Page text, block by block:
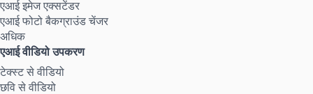
एआई इमेज एक्सटेंडर
एआई फोटो बैकग्राउंड चेंजर
अधिक
एआई वीडियो उपकरण
टेक्स्ट से वीडियो
छवि से वीडियो